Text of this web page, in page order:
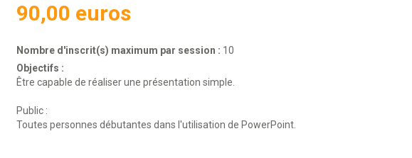
90,00 euros
Nombre d'inscrit(s) maximum par session : 10
Objectifs :
Être capable de réaliser une présentation simple.
Public :
Toutes personnes débutantes dans l'utilisation de PowerPoint.